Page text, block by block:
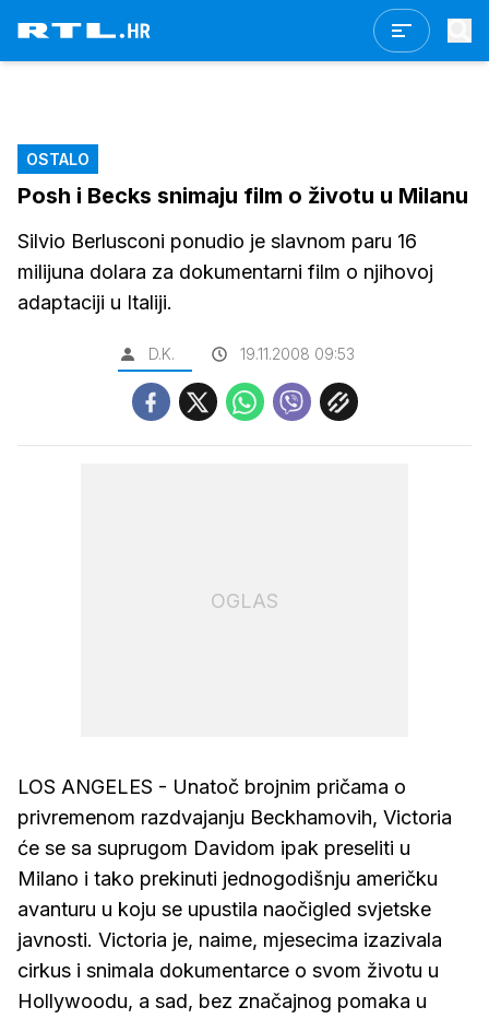
OSTALO
Posh i Becks snimaju film o životu u Milanu
Silvio Berlusconi ponudio je slavnom paru 16
milijuna dolara za dokumentarni film o njihovoj
adaptaciji u Italiji.
D.K. 19.11.2008 09:53
OGLAS
LOS ANGELES - Unatoč brojnim pričama o
privremenom razdvajanju Beckhamovih, Victoria
će se sa suprugom Davidom ipak preseliti u
Milano i tako prekinuti jednogodišnju američku
avanturu u koju se upustila naočigled svjetske
javnosti. Victoria je, naime, mjesecima izazivala
cirkus i snimala dokumentarce o svom životu u
Hollywoodu, a sad, bez značajnog pomaka u